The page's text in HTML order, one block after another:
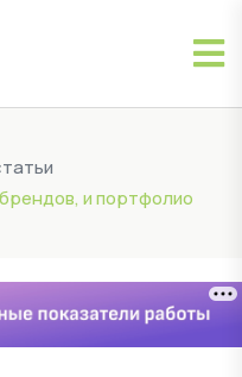
и портфолио